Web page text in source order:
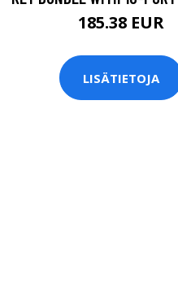
185.38 EUR
LISÄTIETOJA